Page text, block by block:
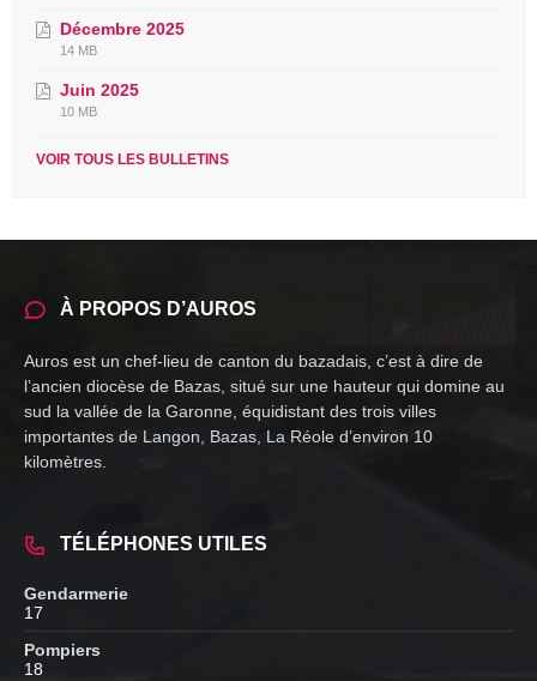
pdf
Décembre 2025
File
pdf
File
14 MB
Juin 2025
File
pdf
File
10 MB
VOIR TOUS LES BULLETINS
À PROPOS D’AUROS
Auros est un chef-lieu de canton du bazadais, c’est à dire de
l’ancien diocèse de Bazas, situé sur une hauteur qui domine au
sud la vallée de la Garonne, équidistant des trois villes
importantes de Langon, Bazas, La Réole d’environ 10
kilomètres.
TÉLÉPHONES UTILES
Gendarmerie
17
Pompiers
18